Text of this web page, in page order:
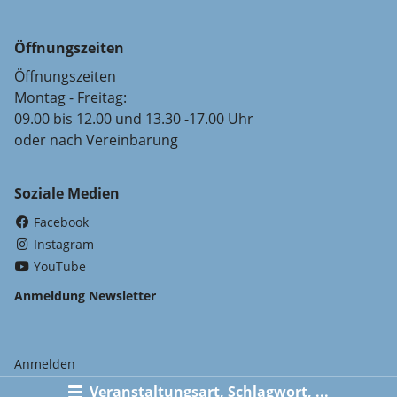
Veranstaltungsart, Schlagwort, ...
Öffnungszeiten
Öffnungszeiten
Montag - Freitag:
09.00 bis 12.00 und 13.30 -17.00 Uhr
oder nach Vereinbarung
Soziale Medien
Facebook
Instagram
YouTube
Anmeldung Newsletter
Anmelden